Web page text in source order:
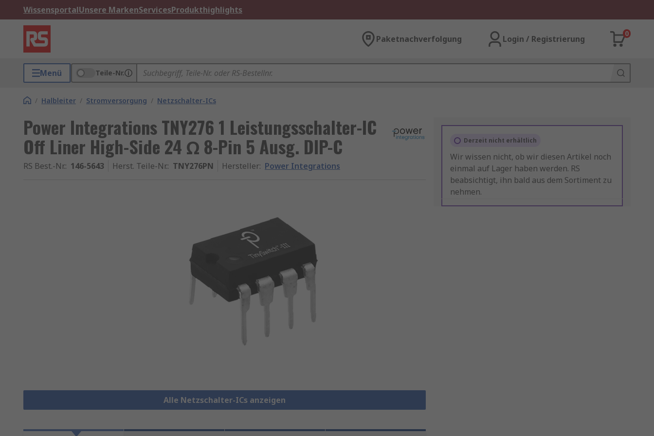
WissensportalUnsere MarkenServicesProdukthighlights
Paketnachverfolgung Login / Registrierung
0
Menü Teile-Nr.
/ Halbleiter / Stromversorgung / Netzschalter-ICs
Power Integrations TNY276 1 Leistungsschalter-IC
Off Liner High-Side 24 Ω 8-Pin 5 Ausg. DIP-C
RS Best.-Nr.: 146-5643 Herst. Teile-Nr.: TNY276PN Hersteller: Power Integrations
Alle Netzschalter-ICs anzeigen
Derzeit nicht erhältlich
Wir wissen nicht, ob wir diesen Artikel noch
einmal auf Lager haben werden. RS
beabsichtigt, ihn bald aus dem Sortiment zu
nehmen.